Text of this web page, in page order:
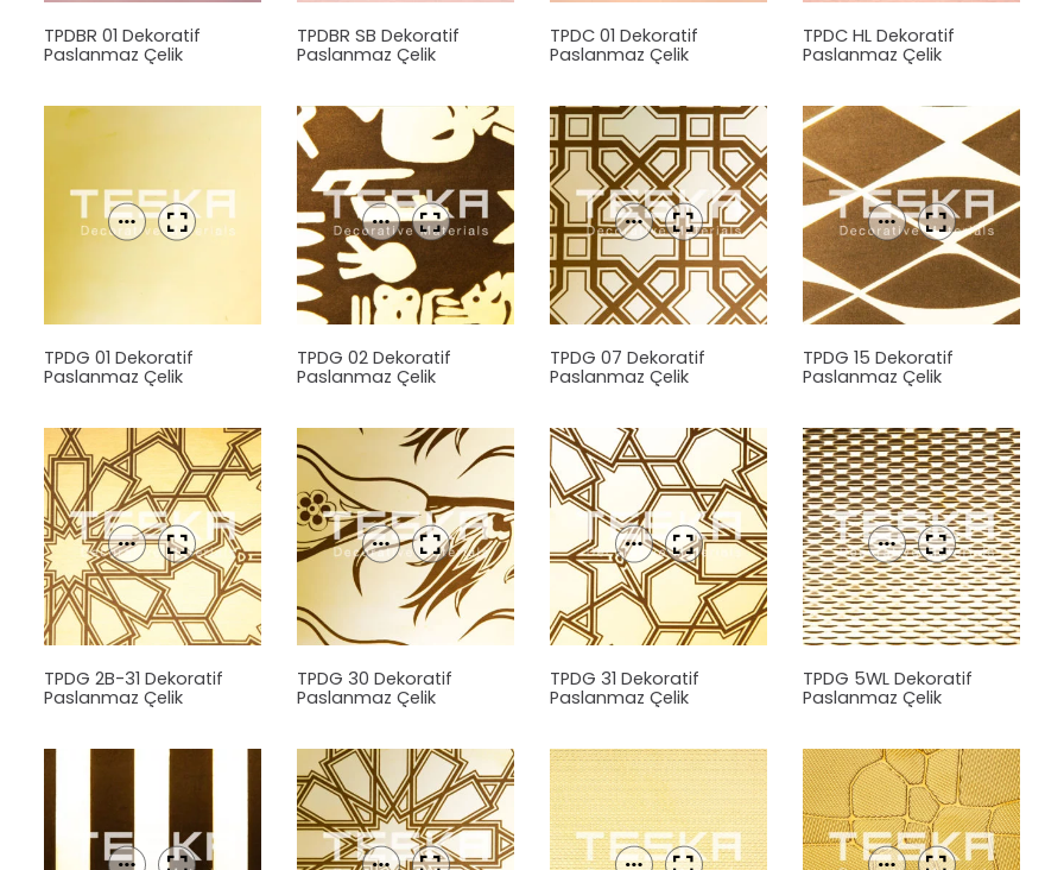
TPDBR 01 Dekoratif
Paslanmaz Çelik
TPDBR SB Dekoratif
Paslanmaz Çelik
TPDC 01 Dekoratif
Paslanmaz Çelik
TPDC HL Dekoratif
Paslanmaz Çelik
TPDG 01 Dekoratif
Paslanmaz Çelik
TPDG 02 Dekoratif
Paslanmaz Çelik
TPDG 07 Dekoratif
Paslanmaz Çelik
TPDG 15 Dekoratif
Paslanmaz Çelik
TPDG 2B-31 Dekoratif
Paslanmaz Çelik
TPDG 30 Dekoratif
Paslanmaz Çelik
TPDG 31 Dekoratif
Paslanmaz Çelik
TPDG 5WL Dekoratif
Paslanmaz Çelik